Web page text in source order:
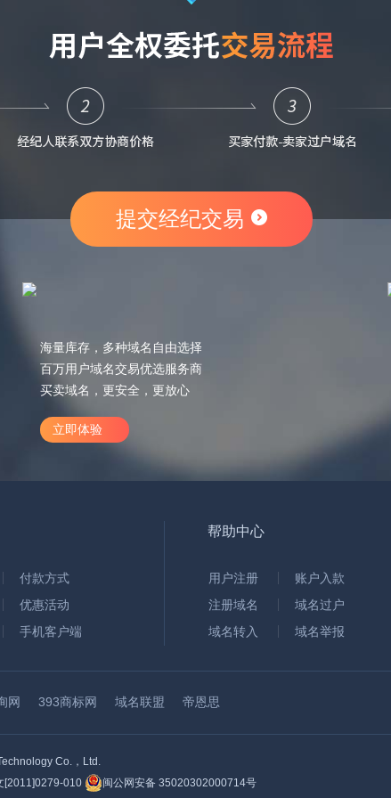
提交经纪交易
海量库存，多种域名自由选择
百万用户域名交易优选服务商
买卖域名，更安全，更放心
立即体验
付款方式
优惠活动
手机客户端
帮助中心
用户注册
账户入款
注册域名
域名过户
域名转入
域名举报
网 393商标网 域名联盟 帝恩思
Co.，Ltd.
[2011]0279-010 闽公网安备 35020302000714号